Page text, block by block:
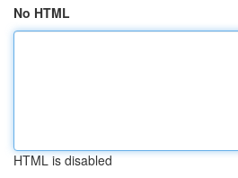
No HTML
HTML is disabled